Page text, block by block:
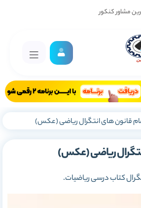
مشاور کنکور
قانون های انتگرال ریاضی (عکس)
ریاضی (عکس)
کتاب درسی ریاضیات.